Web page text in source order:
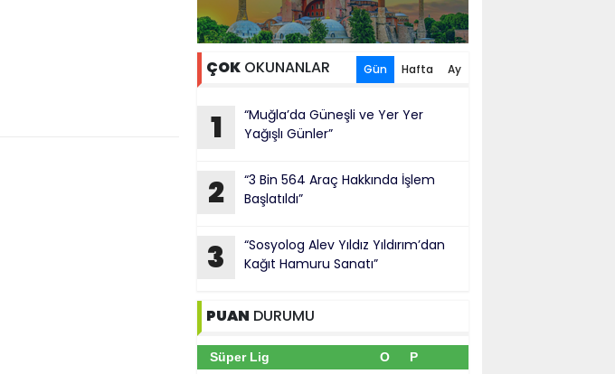
ÇOK OKUNANLAR Gün Hafta Ay
1
“Muğla’da Güneşli ve Yer Yer
Yağışlı Günler”
2
“3 Bin 564 Araç Hakkında İşlem
Başlatıldı”
3
“Sosyolog Alev Yıldız Yıldırım’dan
Kağıt Hamuru Sanatı”
PUAN DURUMU
Süper Lig O P